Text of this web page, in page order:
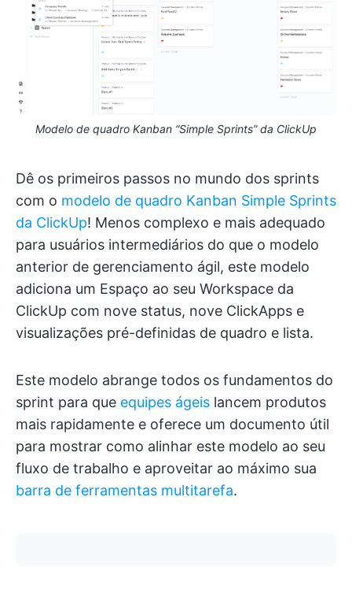
Modelo de quadro Kanban “Simple Sprints” da ClickUp
Dê os primeiros passos no mundo dos sprints
com o modelo de quadro Kanban Simple Sprints
da ClickUp! Menos complexo e mais adequado
para usuários intermediários do que o modelo
anterior de gerenciamento ágil, este modelo
adiciona um Espaço ao seu Workspace da
ClickUp com nove status, nove ClickApps e
visualizações pré-definidas de quadro e lista.
Este modelo abrange todos os fundamentos do
sprint para que equipes ágeis lancem produtos
mais rapidamente e oferece um documento útil
para mostrar como alinhar este modelo ao seu
fluxo de trabalho e aproveitar ao máximo sua
barra de ferramentas multitarefa.